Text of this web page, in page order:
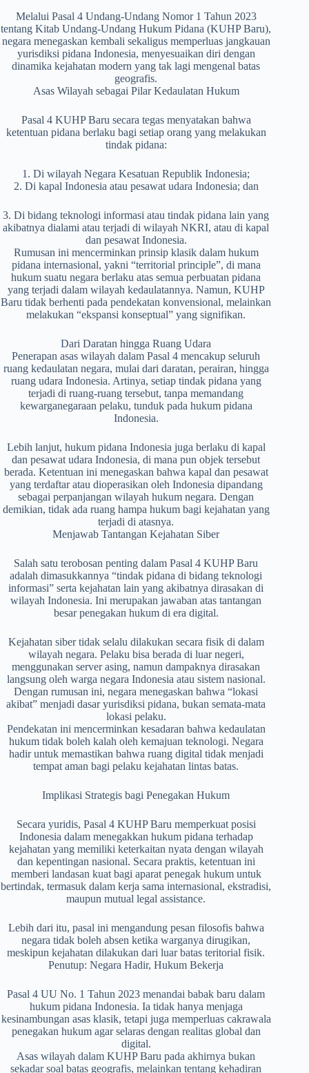
Melalui Pasal 4 Undang-Undang Nomor 1 Tahun 2023
tentang Kitab Undang-Undang Hukum Pidana (KUHP Baru),
negara menegaskan kembali sekaligus memperluas jangkauan
yurisdiksi pidana Indonesia, menyesuaikan diri dengan
dinamika kejahatan modern yang tak lagi mengenal batas
geografis.
Asas Wilayah sebagai Pilar Kedaulatan Hukum
Pasal 4 KUHP Baru secara tegas menyatakan bahwa
ketentuan pidana berlaku bagi setiap orang yang melakukan
tindak pidana:
1. Di wilayah Negara Kesatuan Republik Indonesia;
2. Di kapal Indonesia atau pesawat udara Indonesia; dan
3. Di bidang teknologi informasi atau tindak pidana lain yang
akibatnya dialami atau terjadi di wilayah NKRI, atau di kapal
dan pesawat Indonesia.
Rumusan ini mencerminkan prinsip klasik dalam hukum
pidana internasional, yakni “territorial principle”, di mana
hukum suatu negara berlaku atas semua perbuatan pidana
yang terjadi dalam wilayah kedaulatannya. Namun, KUHP
Baru tidak berhenti pada pendekatan konvensional, melainkan
melakukan “ekspansi konseptual” yang signifikan.
Dari Daratan hingga Ruang Udara
Penerapan asas wilayah dalam Pasal 4 mencakup seluruh
ruang kedaulatan negara, mulai dari daratan, perairan, hingga
ruang udara Indonesia. Artinya, setiap tindak pidana yang
terjadi di ruang-ruang tersebut, tanpa memandang
kewarganegaraan pelaku, tunduk pada hukum pidana
Indonesia.
Lebih lanjut, hukum pidana Indonesia juga berlaku di kapal
dan pesawat udara Indonesia, di mana pun objek tersebut
berada. Ketentuan ini menegaskan bahwa kapal dan pesawat
yang terdaftar atau dioperasikan oleh Indonesia dipandang
sebagai perpanjangan wilayah hukum negara. Dengan
demikian, tidak ada ruang hampa hukum bagi kejahatan yang
terjadi di atasnya.
Menjawab Tantangan Kejahatan Siber
Salah satu terobosan penting dalam Pasal 4 KUHP Baru
adalah dimasukkannya “tindak pidana di bidang teknologi
informasi” serta kejahatan lain yang akibatnya dirasakan di
wilayah Indonesia. Ini merupakan jawaban atas tantangan
besar penegakan hukum di era digital.
Kejahatan siber tidak selalu dilakukan secara fisik di dalam
wilayah negara. Pelaku bisa berada di luar negeri,
menggunakan server asing, namun dampaknya dirasakan
langsung oleh warga negara Indonesia atau sistem nasional.
Dengan rumusan ini, negara menegaskan bahwa “lokasi
akibat” menjadi dasar yurisdiksi pidana, bukan semata-mata
lokasi pelaku.
Pendekatan ini mencerminkan kesadaran bahwa kedaulatan
hukum tidak boleh kalah oleh kemajuan teknologi. Negara
hadir untuk memastikan bahwa ruang digital tidak menjadi
tempat aman bagi pelaku kejahatan lintas batas.
Implikasi Strategis bagi Penegakan Hukum
Secara yuridis, Pasal 4 KUHP Baru memperkuat posisi
Indonesia dalam menegakkan hukum pidana terhadap
kejahatan yang memiliki keterkaitan nyata dengan wilayah
dan kepentingan nasional. Secara praktis, ketentuan ini
memberi landasan kuat bagi aparat penegak hukum untuk
bertindak, termasuk dalam kerja sama internasional, ekstradisi,
maupun mutual legal assistance.
Lebih dari itu, pasal ini mengandung pesan filosofis bahwa
negara tidak boleh absen ketika warganya dirugikan,
meskipun kejahatan dilakukan dari luar batas teritorial fisik.
Penutup: Negara Hadir, Hukum Bekerja
Pasal 4 UU No. 1 Tahun 2023 menandai babak baru dalam
hukum pidana Indonesia. Ia tidak hanya menjaga
kesinambungan asas klasik, tetapi juga memperluas cakrawala
penegakan hukum agar selaras dengan realitas global dan
digital.
Asas wilayah dalam KUHP Baru pada akhirnya bukan
sekadar soal batas geografis, melainkan tentang kehadiran